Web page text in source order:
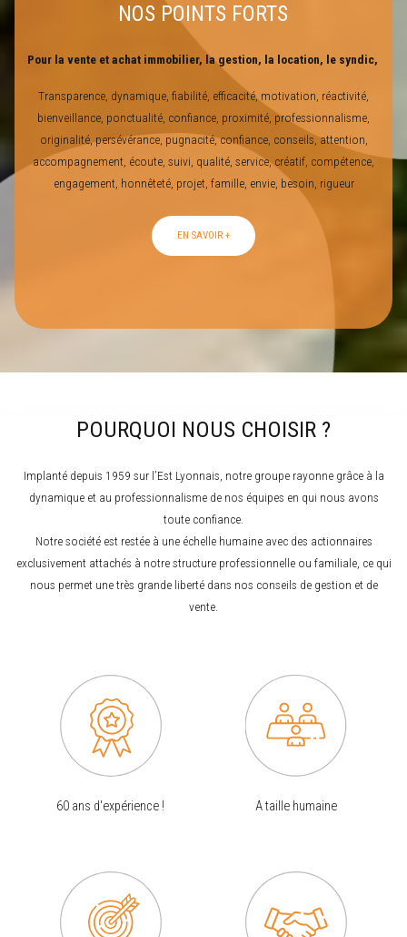
NOS POINTS FORTS
Pour la vente et achat immobilier, la gestion, la location, le syndic,
Transparence, dynamique, fiabilité, efficacité, motivation, réactivité,
bienveillance, ponctualité, confiance, proximité, professionnalisme,
originalité, persévérance, pugnacité, confiance, conseils, attention,
accompagnement, écoute, suivi, qualité, service, créatif, compétence,
engagement, honnêteté, projet, famille, envie, besoin, rigueur
EN SAVOIR +
POURQUOI NOUS CHOISIR ?
Implanté depuis 1959 sur l’Est Lyonnais, notre groupe rayonne grâce à la
dynamique et au professionnalisme de nos équipes en qui nous avons
toute confiance.
Notre société est restée à une échelle humaine avec des actionnaires
exclusivement attachés à notre structure professionnelle ou familiale, ce qui
nous permet une très grande liberté dans nos conseils de gestion et de
vente.
60 ans d'expérience ! A taille humaine